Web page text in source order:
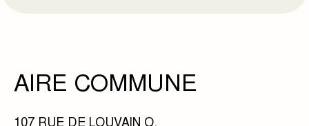
AIRE COMMUNE
107 RUE DE LOUVAIN O.